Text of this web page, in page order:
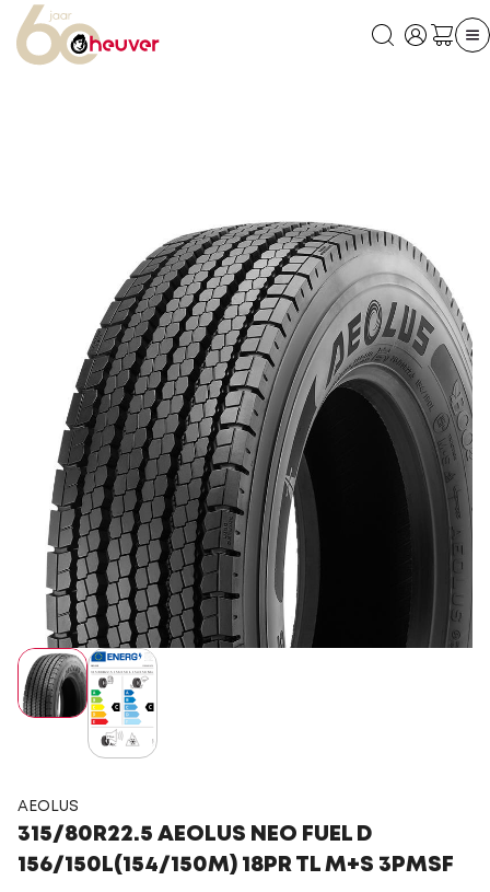
AEOLUS
315/80R22.5 AEOLUS NEO FUEL D
156/150L(154/150M) 18PR TL M+S 3PMSF